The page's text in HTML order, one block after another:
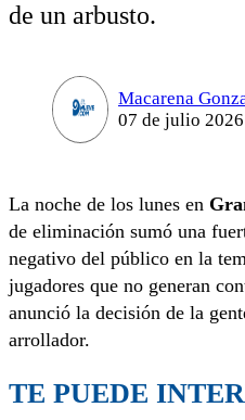
de un arbusto.
Macarena
07 de julio 2026
La noche de los lunes en
de eliminación sumó una
negativo del público en la
jugadores que no generan
anunció la decisión de la
arrollador.
TE PUEDE